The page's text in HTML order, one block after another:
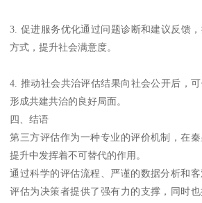
3. 促进服务优化通过问题诊断和建议反馈
方式，提升社会满意度。
4. 推动社会共治评估结果向社会公开后，
形成共建共治的良好局面。
四、结语
第三方评估作为一种专业的评价机制，在
提升中发挥着不可替代的作用。
通过科学的评估流程、严谨的数据分析和
评估为决策者提供了强有力的支撑，同时